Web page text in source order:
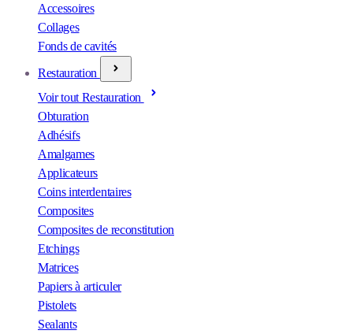
Accessoires
Collages
Fonds de cavités
Restauration
Voir tout Restauration
Obturation
Adhésifs
Amalgames
Applicateurs
Coins interdentaires
Composites
Composites de reconstitution
Etchings
Matrices
Papiers à articuler
Pistolets
Sealants